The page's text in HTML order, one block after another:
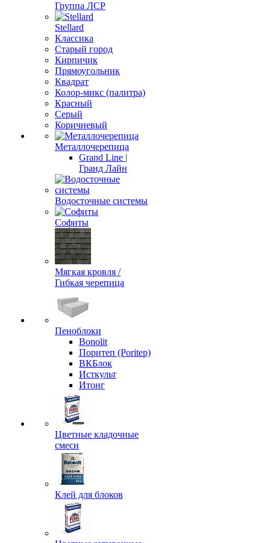
Группа ЛСР
Stellard
Классика
Старый город
Кирпичик
Прямоугольник
Квадрат
Колор-микс (палитра)
Красный
Серый
Коричневый
Металлочерепица
Grand Line |
Гранд Лайн
Водосточные системы
Софиты
Мягкая кровля /
Гибкая черепица
Пеноблоки
Bonolit
Поритеп (Poritep)
ВКБлок
Исткульт
Итонг
Цветные кладочные
смеси
Клей для блоков